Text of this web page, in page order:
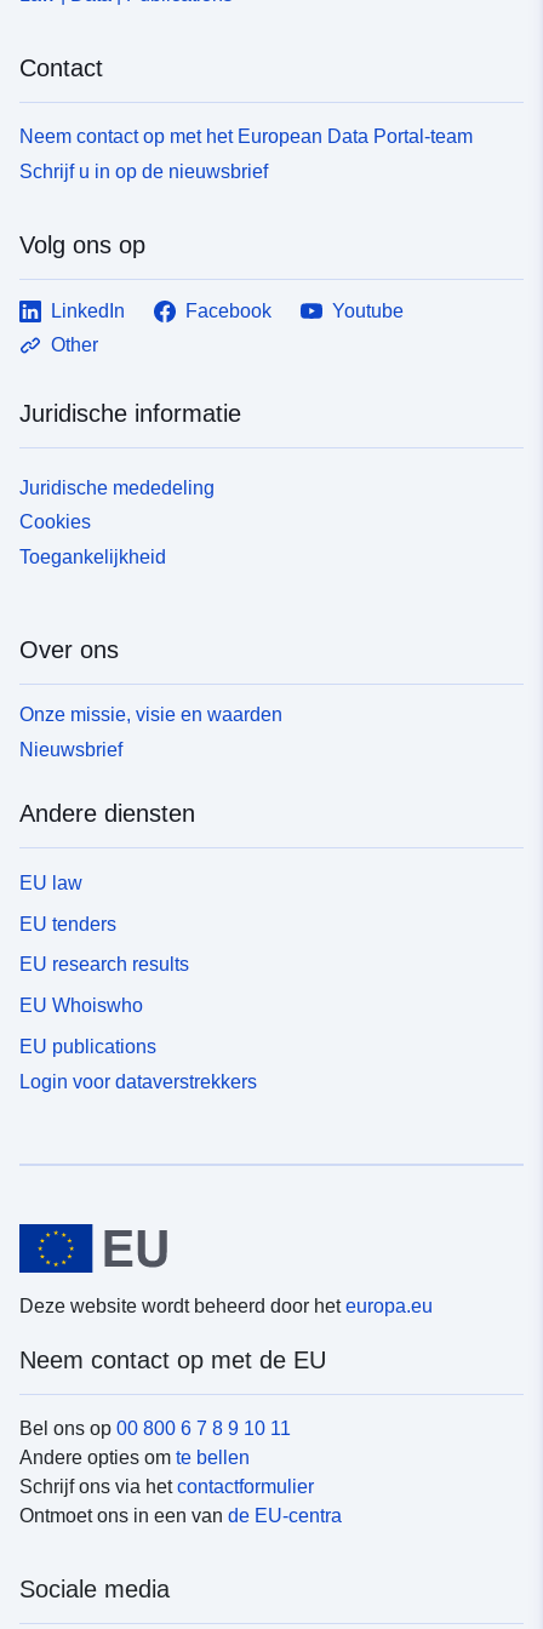
Contact
Neem contact op met het European Data Portal-team
Schrijf u in op de nieuwsbrief
Volg ons op
LinkedIn Facebook
Youtube
Other
Juridische informatie
Juridische mededeling
Cookies
Toegankelijkheid
Over ons
Onze missie, visie en waarden
Nieuwsbrief
Andere diensten
EU law
EU tenders
EU research results
EU Whoiswho
EU publications
Login voor dataverstrekkers
Deze website wordt beheerd door heteuropa.eu
Neem contact op met de EU
Bel ons op 00 800 6 7 8 9 10 11
Andere opties om te bellen
Schrijf ons via hetcontactformulier
Ontmoet ons in een van de EU-centra
Sociale media